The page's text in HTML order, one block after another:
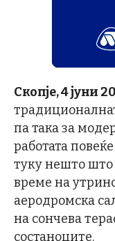
Скопје, 4 јуни
па така за
работата
туку нешто што
време на
аеродромска
на сончева
состаноците.